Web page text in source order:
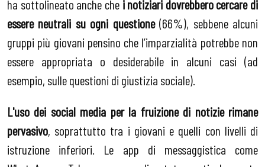
ha sottolineato anche che i notiziari dovrebbero cercare di
essere neutrali su ogni questione(66%), sebbene alcuni
gruppi più giovani pensino che l’imparzialità potrebbe non
essere appropriata o desiderabile in alcuni casi (ad
esempio, sulle questioni di giustizia sociale).
L'uso dei social media per la fruizione di notizie rimane
pervasivo, soprattutto tra i giovani e quelli con livelli di
istruzione inferiori. Le app di messaggistica come